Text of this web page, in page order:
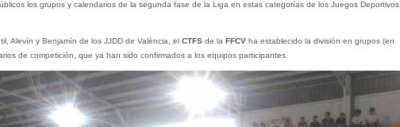
los grupos y calendarios de la segunda fase de la Liga en estas categorías de los Juegos Deportivos
Alevín y Benjamín de los JJDD de València, el CTFS de la FFCV ha establecido la división en grupos (en
de competición, que ya han sido confirmados a los equipos participantes.